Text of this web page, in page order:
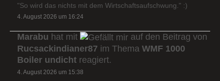
"So wird das nichts mit dem Wirtschaftsaufschwung." :)
4. August 2026 um 16:24
Marabu hat mit
auf den Beitrag von
Rucsackindianer87 im Thema WMF 1000
Boiler undicht reagiert.
4. August 2026 um 15:38